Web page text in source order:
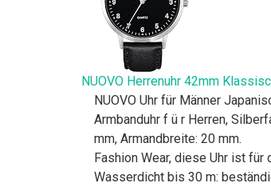
NUOVO Herrenuhr 42mm
NUOVO Uhr für Männer
Armbanduhr f ü r Herren,
mm, Armandbreite: 20 mm.
Fashion Wear, diese Uhr ist
Wasserdicht bis 30 m: